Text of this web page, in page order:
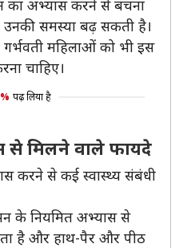
का अभ्यास करने से बचना
समस्या बढ़ सकती है।
महिलाओं को भी इस
चाहिए।
पढ़ लिया है
से मिलने वाले फायदे
करने से कई स्वास्थ्य संबंधी
के नियमित अभ्यास से
है और हाथ-पैर और पीठ